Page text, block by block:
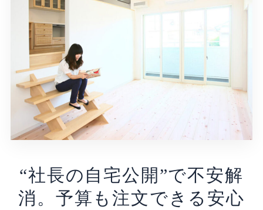
“社長の自宅公開”で不安解
消。予算も注文できる安心